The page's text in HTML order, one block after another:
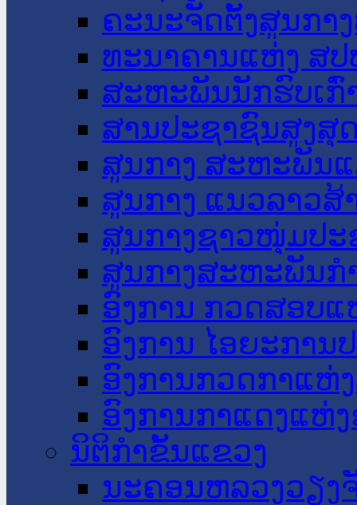
ຄະນະຈັດຕັ້ງສູນກາ
ທະນາຄານແຫ່ງ ສປ
ສະຫະພັນນັກຮົບເກົ່
ສານປະຊາຊົນສູງສຸ
ສູນກາງ ສະຫະພັນ
ສູນກາງ ແນວລາວສ້
ສູນກາງຊາວໜຸ່ມປະ
ສູນກາງສະຫະພັນກ
ອົງການ ກວດສອບແ
ອົງການ ໄອຍະການ
ອົງການກວດກາແຫ່
ອົງການກາແດງແຫ່
ນິຕິກໍາຂັ້ນແຂວງ
ນະ​ຄອນ​ຫລວງວຽງ